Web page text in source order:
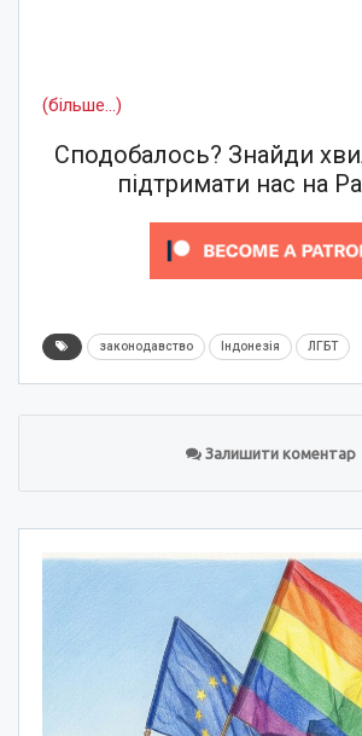
(більше…)
Сподобалось? Знайди
підтримати нас на
законодавство Індонезія ЛГБТ
Залишити коментар